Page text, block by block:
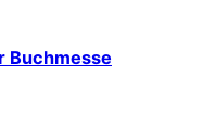
Buchmesse